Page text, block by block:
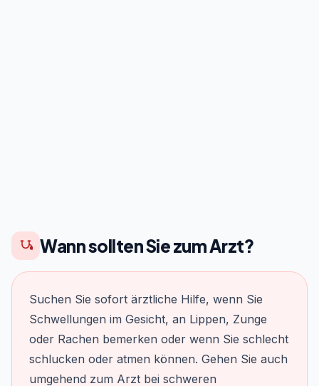
Wann sollten Sie zum Arzt?
Suchen Sie sofort ärztliche Hilfe, wenn Sie
Schwellungen im Gesicht, an Lippen, Zunge
oder Rachen bemerken oder wenn Sie schlecht
schlucken oder atmen können. Gehen Sie auch
umgehend zum Arzt bei schweren